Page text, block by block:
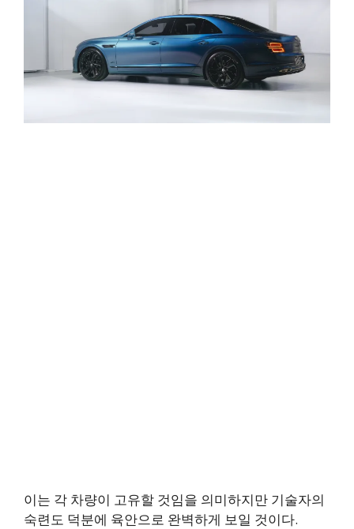
이는 각 차량이 고유할 것임을 의미하지만 기술자의
숙련도 덕분에 육안으로 완벽하게 보일 것이다.